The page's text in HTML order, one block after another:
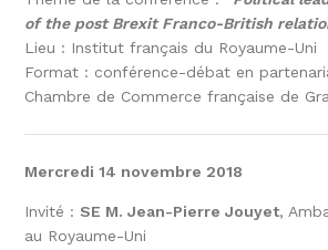
of the post Brexit Franco-British
Lieu : Institut français du Royaume-Uni
Format : conférence-débat en
Chambre de Commerce française de
Mercredi 14 novembre 2018
Invité :SE M. Jean-Pierre Jouyet,
au Royaume-Uni